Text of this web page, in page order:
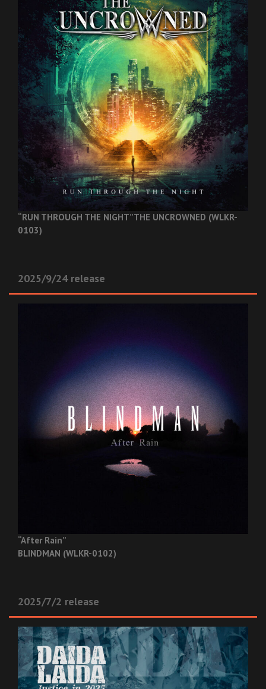
“RUN THROUGH THE NIGHT”THE UNCROWNED (WLKR-
0103)
2025/9/24 release
“After Rain”
BLINDMAN (WLKR-0102)
2025/7/2 release